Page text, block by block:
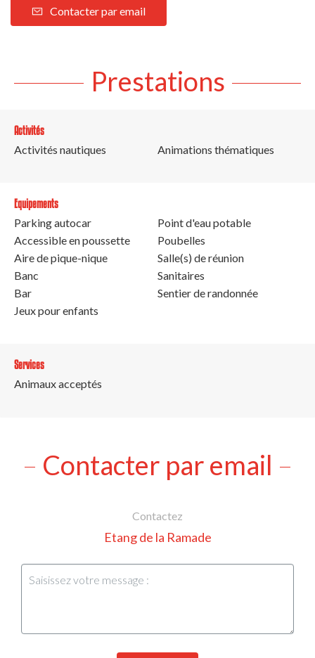
Contacter par email
Prestations
Activités
Activités nautiques
Animations thématiques
Equipements
Parking autocar
Accessible en poussette
Aire de pique-nique
Banc
Bar
Jeux pour enfants
Point d'eau potable
Poubelles
Salle(s) de réunion
Sanitaires
Sentier de randonnée
Services
Animaux acceptés
Contacter par email
Contactez
Etang de la Ramade